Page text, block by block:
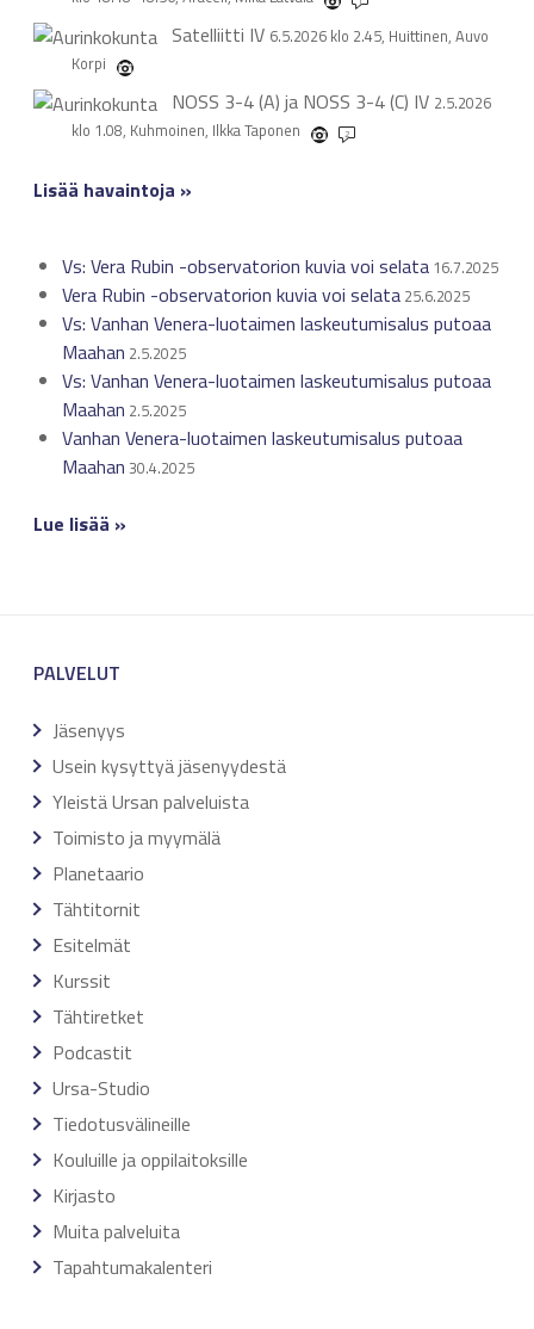
Satelliitti IV 6.5.2026 klo 2.45, Huittinen, Auvo
Korpi
NOSS 3-4 (A) ja NOSS 3-4 (C) IV 2.5.2026
klo 1.08, Kuhmoinen, Ilkka Taponen 2
Lisää havaintoja »
Vs: Vera Rubin -observatorion kuvia voi selata 16.7.2025
Vera Rubin -observatorion kuvia voi selata 25.6.2025
Vs: Vanhan Venera-luotaimen laskeutumisalus putoaa
Maahan 2.5.2025
Vs: Vanhan Venera-luotaimen laskeutumisalus putoaa
Maahan 2.5.2025
Vanhan Venera-luotaimen laskeutumisalus putoaa
Maahan 30.4.2025
Lue lisää »
PALVELUT
Jäsenyys
Usein kysyttyä jäsenyydestä
Yleistä Ursan palveluista
Toimisto ja myymälä
Planetaario
Tähtitornit
Esitelmät
Kurssit
Tähtiretket
Podcastit
Ursa-Studio
Tiedotusvälineille
Kouluille ja oppilaitoksille
Kirjasto
Muita palveluita
Tapahtumakalenteri